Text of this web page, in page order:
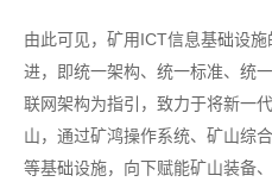
由此可见，矿用ICT信息基础设施
进，即统一架构、统一标准、统
联网架构为指引，致力于将新一
山，通过矿鸿操作系统、矿山综
等基础设施，向下赋能矿山装备